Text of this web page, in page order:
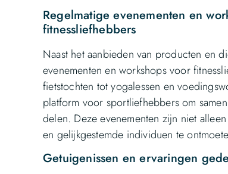
Regelmatige evenementen en
fitnessliefhebbers
Naast het aanbieden van producten en
evenementen en workshops voor
fietstochten tot yogalessen en
platform voor sportliefhebbers om
delen. Deze evenementen zijn niet
en gelijkgestemde individuen te
Getuigenissen en ervaringen